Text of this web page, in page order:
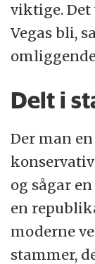
viktige. Det
Vegas bli,
Delt i
Der man
og sågar
en
moderne
stammer,